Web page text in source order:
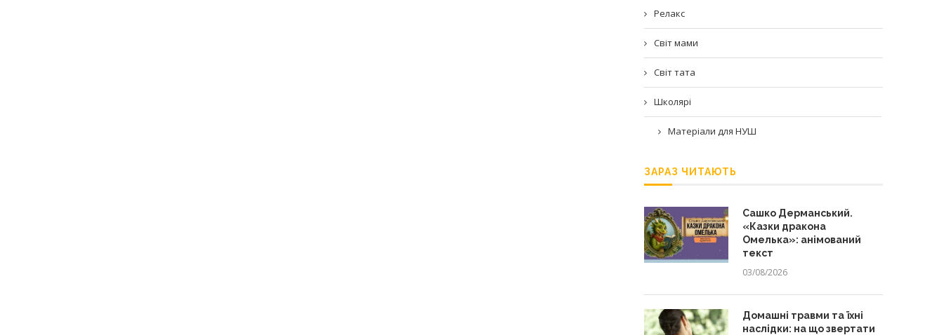
Релакс
Світ мами
Світ тата
Школярі
Матеріали для НУШ
ЗАРАЗ ЧИТАЮТЬ
Сашко Дерманський.
«Казки дракона
Омелька»: анімований
текст
03/08/2026
Домашні травми та їхні
наслідки: на що звертати